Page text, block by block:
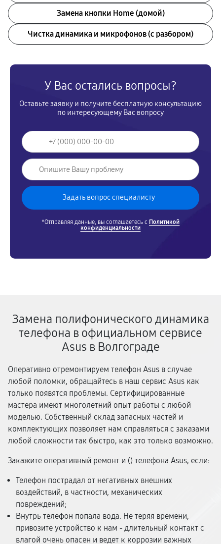
Замена кнопки Home (домой)
Чистка динамика и микрофонов (с разбором)
У Вас остались вопросы?
Оставьте заявку и получите бесплатную консультацию
по интересующему Вас вопросу
*Отправляя данные, вы соглашаетесь с Политикой
конфиденциальности
Замена полифонического динамика
телефона в официальном сервисе
Asus в Волгограде
Оперативно отремонтируем телефон Asus в случае
любой поломки, обращайтесь в наш сервис Asus как
только появятся проблемы. Сертифицированные
мастера имеют многолетний опыт работы с любой
моделью. Собственный склад запасных частей и
комплектующих позволяет нам справляться с заказами
любой сложности так быстро, как это только возможно.
Закажите оперативный ремонт и () телефона Asus, если:
Телефон пострадал от негативных внешних
воздействий, в частности, механических
повреждений;
Внутрь телефон попала вода. Не теряя времени,
привозите устройство к нам - длительный контакт с
влагой очень опасен и ведет к коррозии важных